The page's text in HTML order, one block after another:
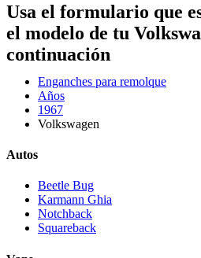
Usa el formulario que
el modelo de tu
continuación
Enganches para remolque
Años
1967
Volkswagen
Autos
Beetle Bug
Karmann Ghia
Notchback
Squareback